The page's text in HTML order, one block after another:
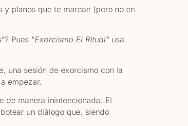
planos que te marean (pero no en
Pues “Exorcismo El Ritual” usa
una sesión de exorcismo con la
empezar.
de manera inintencionada. El
un diálogo que, siendo